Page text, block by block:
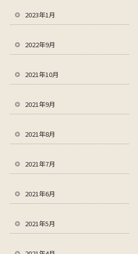
2023年1月
2022年9月
2021年10月
2021年9月
2021年8月
2021年7月
2021年6月
2021年5月